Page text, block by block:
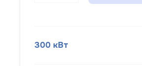
300 кВт